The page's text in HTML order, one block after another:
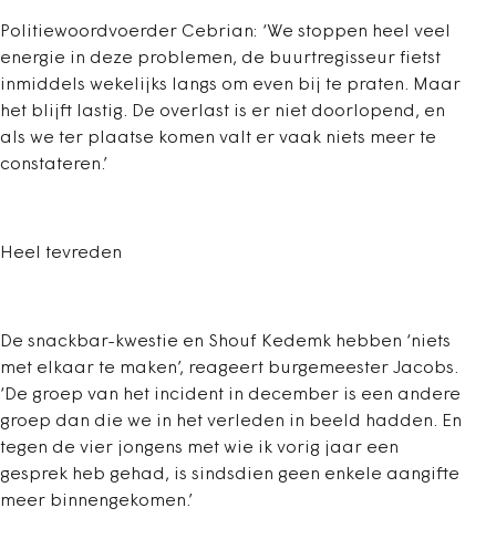
Politiewoordvoerder Cebrian: ‘We stoppen heel veel
energie in deze problemen, de buurtregisseur fietst
inmiddels wekelijks langs om even bij te praten. Maar
het blijft lastig. De overlast is er niet doorlopend, en
als we ter plaatse komen valt er vaak niets meer te
constateren.’
Heel tevreden
De snackbar-kwestie en Shouf Kedemk hebben ‘niets
met elkaar te maken’, reageert burgemeester Jacobs.
‘De groep van het incident in december is een andere
groep dan die we in het verleden in beeld hadden. En
tegen de vier jongens met wie ik vorig jaar een
gesprek heb gehad, is sindsdien geen enkele aangifte
meer binnengekomen.’